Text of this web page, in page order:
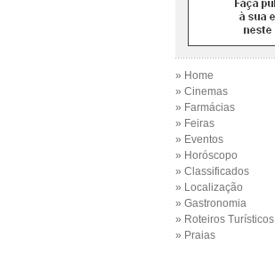
» Home
» Cinemas
» Farmácias
» Feiras
» Eventos
» Horóscopo
» Classificados
» Localização
» Gastronomia
» Roteiros Turísticos
» Praias